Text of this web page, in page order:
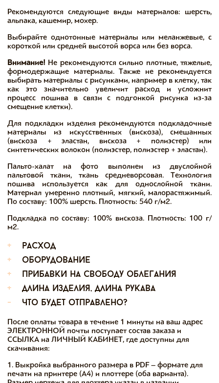
Рекомендуются следующие виды материалов: шерсть,
альпака, кашемир, мохер.
Выбирайте однотонные материалы или меланжевые, с
короткой или средней высотой ворса или без ворса.
Внимание! Не рекомендуются сильно плотные, тяжелые,
формодержащие материалы. Также не рекомендуется
выбирать материалы с рисунками, например в клетку, так
как это значительно увеличит расход и усложнит
процесс пошива в связи с подгонкой рисунка из-за
смещение клетки).
Для подкладки изделия рекомендуются подкладочные
материалы из искусственных (вискоза), смешанных
(вискоза + эластан, вискоза + полиэстер) или
синтетических волокон (полиэстер, полиэстер + эластан).
Пальто-халат на фото выполнен из двуслойной
пальтовой ткани, ткань средневорсовая. Технология
пошива используется как для однослойной ткани.
Материал умеренно плотный, мягкий, малорастяжимый.
По составу: 100% шерсть. Плотность: 540 г/м2.
Подкладка по составу: 100% вискоза. Плотность: 100 г/
м2.
+
расход
+
оборудование
+
прибавки на свободу облегания
+
длина изделия, длина рукава
-
что будет отправлено?
После оплаты товара в течение 1 минуты на ваш адрес
ЭЛЕКТРОННОЙ почты поступает состав заказа и
ССЫЛКА на ЛИЧНЫЙ КАБИНЕТ, где доступны для
скачивания:
1. Выкройка выбранного размера в PDF – формате для
печати на принтере (А4) и плоттере (оба варианта).